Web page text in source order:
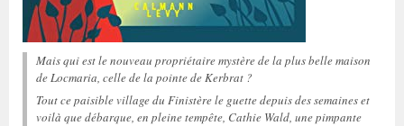
Mais qui est le nouveau propriétaire mystère de la plus belle maison
de Locmaria, celle de la pointe de Kerbrat ?
Tout ce paisible village du Finistère le guette depuis des semaines et
voilà que débarque, en pleine tempête, Cathie Wald, une pimpante